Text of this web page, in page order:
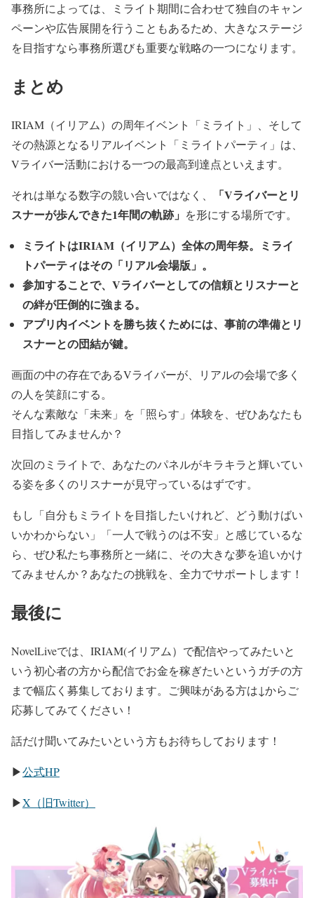
事務所によっては、ミライト期間に合わせて独自のキャン
ペーンや広告展開を行うこともあるため、大きなステージ
を目指すなら事務所選びも重要な戦略の一つになります。
まとめ
IRIAM（イリアム）の周年イベント「ミライト」、そして
その熱源となるリアルイベント「ミライトパーティ」は、
Vライバー活動における一つの最高到達点といえます。
それは単なる数字の競い合いではなく、
「Vライバーとリ
スナーが歩んできた1年間の軌跡」 を形にする場所です。
ミライトはIRIAM（イリアム）全体の周年祭。ミライ
トパーティはその「リアル会場版」。
参加することで、Vライバーとしての信頼とリスナーと
の絆が圧倒的に強まる。
アプリ内イベントを勝ち抜くためには、事前の準備とリ
スナーとの団結が鍵。
画面の中の存在であるVライバーが、リアルの会場で多く
の人を笑顔にする。
そんな素敵な「未来」を「照らす」体験を、ぜひあなたも
目指してみませんか？
次回のミライトで、あなたのパネルがキラキラと輝いてい
る姿を多くのリスナーが見守っているはずです。
もし「自分もミライトを目指したいけれど、どう動けばい
いかわからない」「一人で戦うのは不安」と感じているな
ら、ぜひ私たち事務所と一緒に、その大きな夢を追いかけ
てみませんか？あなたの挑戦を、全力でサポートします！
最後に
NovelLiveでは、IRIAM(イリアム）で配信やってみたいと
いう初心者の方から配信でお金を稼ぎたいというガチの方
まで幅広く募集しております。ご興味がある方は↓からご
応募してみてください！
話だけ聞いてみたいという方もお待ちしております！
▶公式HP
▶X（旧Twitter）